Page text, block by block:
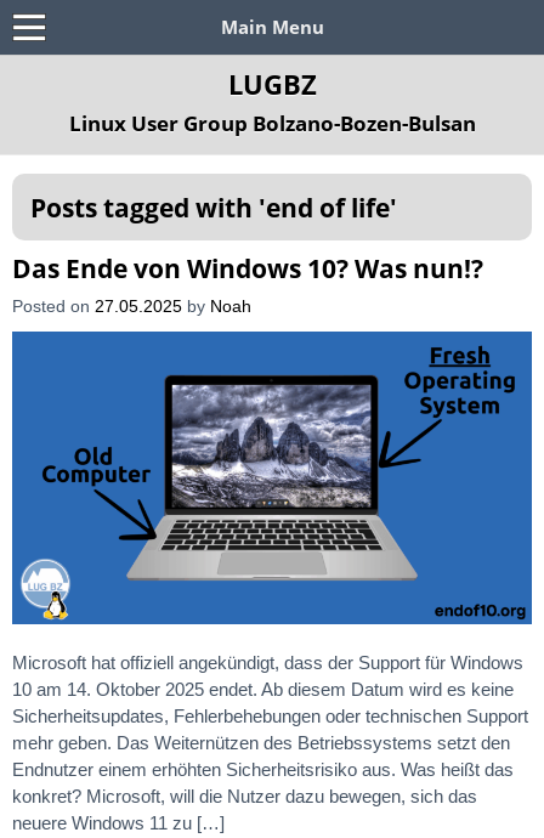
Main Menu
LUGBZ
Linux User Group Bolzano-Bozen-Bulsan
Posts tagged with 'end of life'
Das Ende von Windows 10? Was nun!?
Posted on 27.05.2025 by Noah
Microsoft hat offiziell angekündigt, dass der Support für Windows
10 am 14. Oktober 2025 endet. Ab diesem Datum wird es keine
Sicherheitsupdates, Fehlerbehebungen oder technischen Support
mehr geben. Das Weiternützen des Betriebssystems setzt den
Endnutzer einem erhöhten Sicherheitsrisiko aus. Was heißt das
konkret? Microsoft, will die Nutzer dazu bewegen, sich das
neuere Windows 11 zu […]